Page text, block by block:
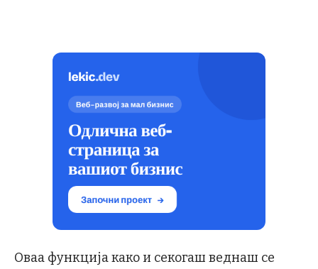
Оваа функција како и секогаш веднаш се